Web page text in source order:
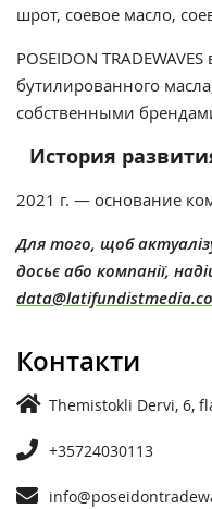
шрот, соевое масло,
POSEIDON
бутилированного
собственными
История развития
2021 г. — основание
Для того, щоб
досьє або компанії,
Контакти
Themistokli Dervi, 6,
+35724030113